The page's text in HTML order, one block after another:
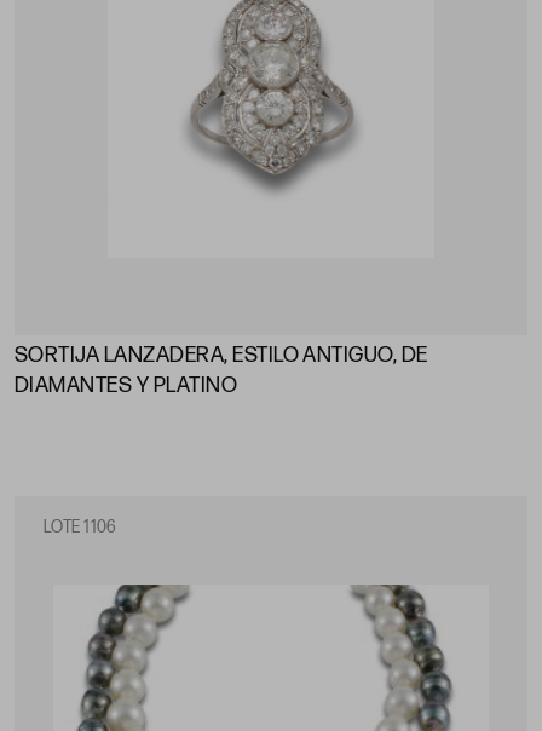
SORTIJA LANZADERA, ESTILO ANTIGUO, DE
DIAMANTES Y PLATINO
LOTE 1106